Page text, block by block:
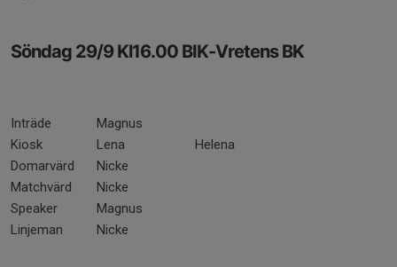
Söndag 29/9 Kl16.00 BIK-Vretens BK
Inträde
Magnus
Kiosk
Lena
Helena
Domarvärd
Nicke
Matchvärd
Nicke
Speaker
Magnus
Linjeman
Nicke